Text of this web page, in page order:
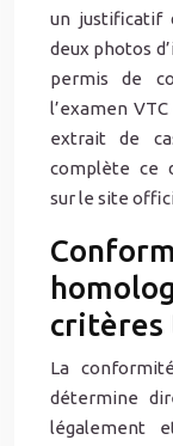
un justificatif
deux photos
permis de
l’examen
extrait de
complète ce
sur le site
critères
La
détermine
légalement